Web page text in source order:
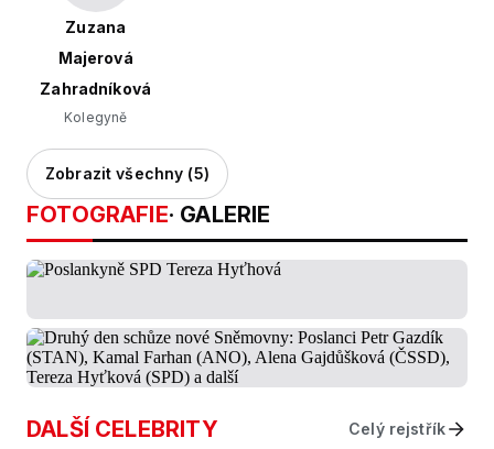
Zuzana
Majerová
Zahradníková
Kolegyně
Zobrazit všechny (5)
FOTOGRAFIE· GALERIE
DALŠÍ CELEBRITY Celý rejstřík